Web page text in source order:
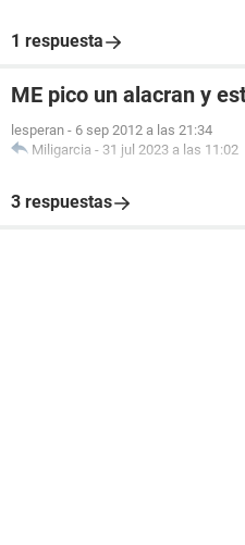
1 respuesta
ME pico un alacran y
lesperan - 6 sep 2012 a las 21:34
Miligarcia - 31 jul 2023 a las 11:02
3 respuestas